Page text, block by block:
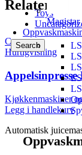
Toys
Search
Relaterte
Compare
Hurtigvisning
Kjøkkenmaskiner
Legg i handlekurv
Automatisk